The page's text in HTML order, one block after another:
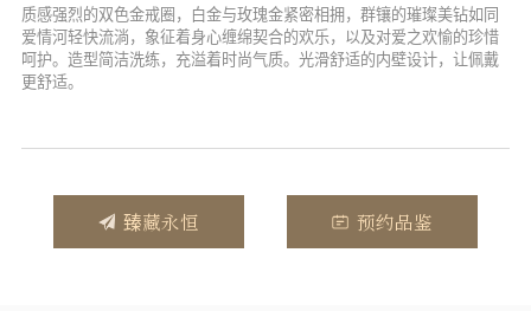
质感强烈的双色金戒圈，白金与玫瑰金紧密相拥，群镶的璀璨美钻如同
爱情河轻快流淌，象征着身心缠绵契合的欢乐，以及对爱之欢愉的珍惜
呵护。造型简洁洗练，充溢着时尚气质。光滑舒适的内壁设计，让佩戴
更舒适。
臻藏永恒 预约品鉴